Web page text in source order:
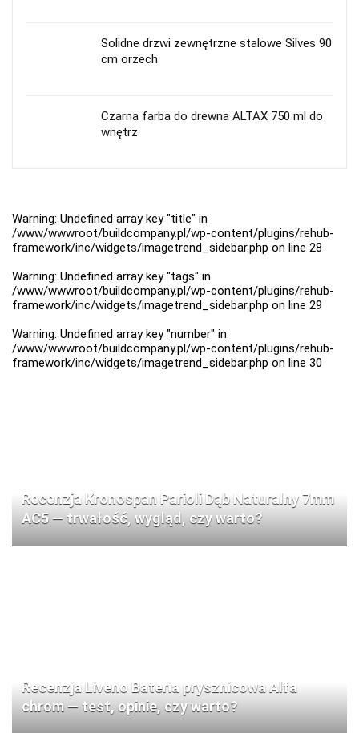
Solidne drzwi zewnętrzne stalowe Silves 90
cm orzech
Czarna farba do drewna ALTAX 750 ml do
wnętrz
Warning: Undefined array key "title" in
/www/wwwroot/buildcompany.pl/wp-content/plugins/rehub-
framework/inc/widgets/imagetrend_sidebar.php on line 28
Warning: Undefined array key "tags" in
/www/wwwroot/buildcompany.pl/wp-content/plugins/rehub-
framework/inc/widgets/imagetrend_sidebar.php on line 29
Warning: Undefined array key "number" in
/www/wwwroot/buildcompany.pl/wp-content/plugins/rehub-
framework/inc/widgets/imagetrend_sidebar.php on line 30
Recenzja Kronospan Parioli Dąb Naturalny 7mm
AC5 — trwałość, wygląd, czy warto?
Recenzja Liveno Bateria prysznicowa Alfa
chrom — test, opinie, czy warto?